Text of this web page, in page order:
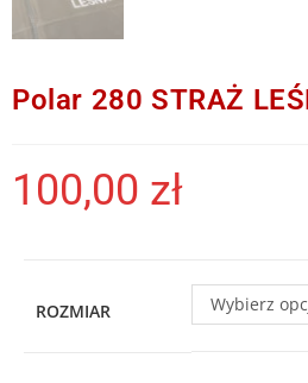
Polar 280 STRAŻ
100,00 zł
ROZMIAR Wybierz